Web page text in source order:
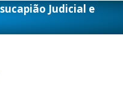
Judicial e